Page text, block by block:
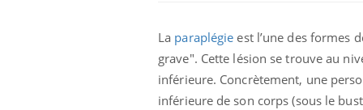
La paraplégie est l’une des formes
grave". Cette lésion se trouve au
inférieure. Concrètement, une
inférieure de son corps (sous le